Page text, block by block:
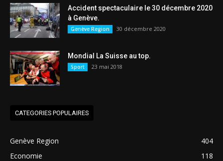
Accident spectaculaire le 30 décembre 2020
à Genève.
Genève Region 30 décembre 2020
Mondial La Suisse au top.
Sport 23 mai 2018
CATEGORIES POPULAIRES
Genève Region
404
Economie
118